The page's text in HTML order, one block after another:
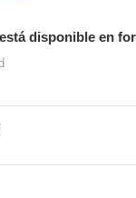
disponible en